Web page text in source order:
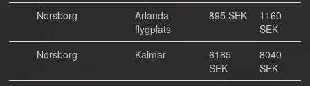
Norsborg
Arlanda
flygplats
895 SEK
1160
SEK
Norsborg
Kalmar
6185
SEK
8040
SEK